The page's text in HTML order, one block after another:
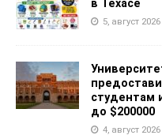
в Техасе
5, август 2026
студентам
до $200000
4, август 2026